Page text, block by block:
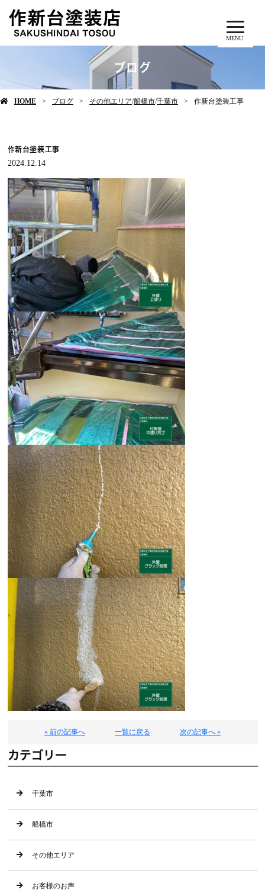
MENU
ブログ
HOME ブログ その他エリア/船橋市/千葉市 作新台塗装工事
作新台塗装工事
2024.12.14
« 前の記事へ 一覧に戻る 次の記事へ »
カテゴリー
千葉市
船橋市
その他エリア
お客様のお声